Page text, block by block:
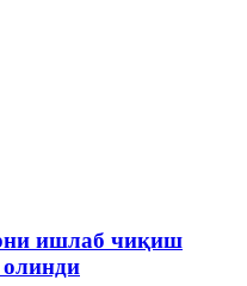
ишлаб чиқиш
олинди